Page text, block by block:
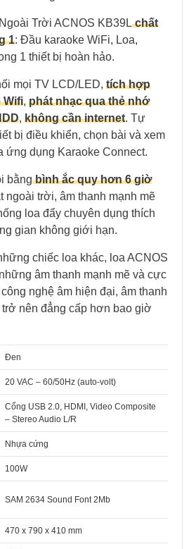
Trời ACNOS KB39Lchất
1: Đầu karaoke WiFi, Loa,
1 thiết bị hoàn hảo.
mọi TV LCD/LED, tích hợp
Wifi, phát nhạc qua thẻ nhớ
, không cần internet. Tự
bị điều khiển, chọn bài và xem
ứng dụng Karaoke Connect.
bằngbình ắc quy hơn 6 giờ
ngoài trời, âm thanh mạnh mẽ
loa đẩy chuyên dụng thích
gian không giới hạn.
chiếc loa khác, loa ​ACNOS
âm thanh mạnh mẽ và cực
nghệ âm hiện đại, âm thanh
nên đẳng cấp hơn bao giờ
Đen
20 VAC – 60/50Hz (auto-volt)
Cổng USB 2.0, HDMI, Video Composite
– Stereo Audio L/R
Nhựa cứng
100W
SAM 2634 Sound Font 2Mb
470 x 790 x 410 mm